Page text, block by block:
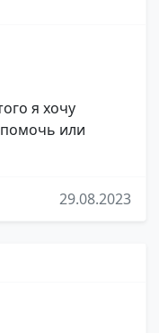
я хочу
или
29.08.2023